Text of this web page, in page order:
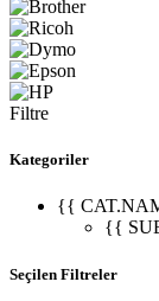
Filtre
Kategoriler
{{
{{
Seçilen Filtreler